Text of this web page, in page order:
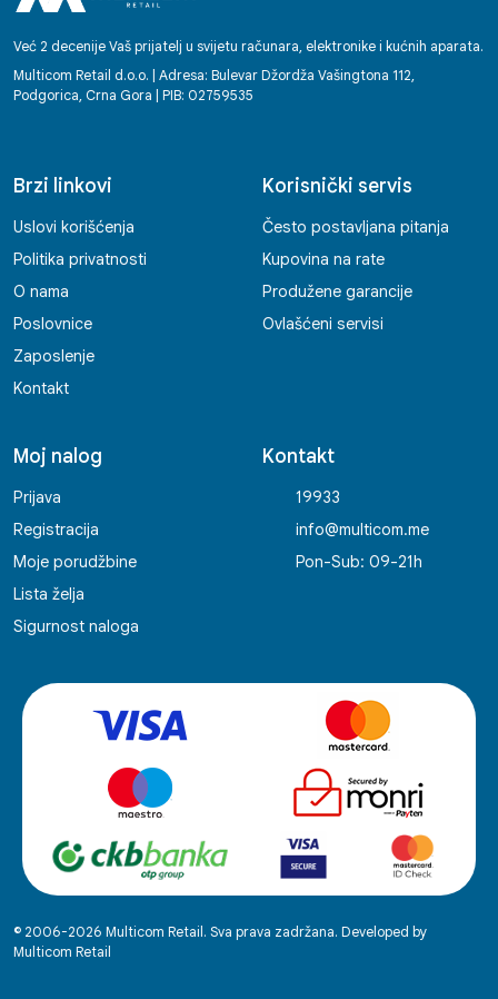
tehničkoj pomoći, radnici Multicoma
ostavljaju dojam partnera na kojega se
možete osloniti. Svako dobro! Enko
Već 2 decenije Vaš prijatelj u svijetu računara, elektronike i kućnih aparata.
Multicom Retail d.o.o. | Adresa: Bulevar Džordža Vašingtona 112,
Podgorica, Crna Gora | PIB: 02759535
Brzi linkovi
Uslovi korišćenja
Politika privatnosti
O nama
Poslovnice
Zaposlenje
Kontakt
Korisnički servis
Često postavljana pitanja
Kupovina na rate
Produžene garancije
Ovlašćeni servisi
Moj nalog
Prijava
Registracija
Moje porudžbine
Lista želja
Sigurnost naloga
Kontakt
19933
info@multicom.me
Pon-Sub: 09-21h
© 2006-2026 Multicom Retail. Sva prava zadržana. Developed by
Multicom Retail